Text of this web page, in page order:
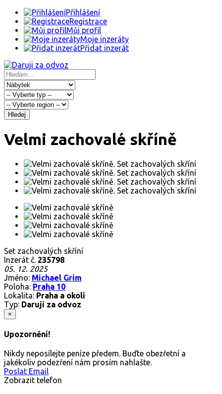
Přihlášení
Registrace
Můj profil
Moje inzeráty
Přidat inzerát
Hledej
Velmi zachovalé skříně
Set zachovalých skříní
Inzerát č. 235798
05. 12. 2025
Jméno: Michael Grim
Poloha: Praha 10
Lokalita: Praha a okolí
Typ: Daruji za odvoz
×
Upozornění!
Nikdy neposílejte peníze předem. Buďte obezřetní a
jakékoliv podezření nám prosím nahlašte.
Poslat Email
Zobrazit telefon